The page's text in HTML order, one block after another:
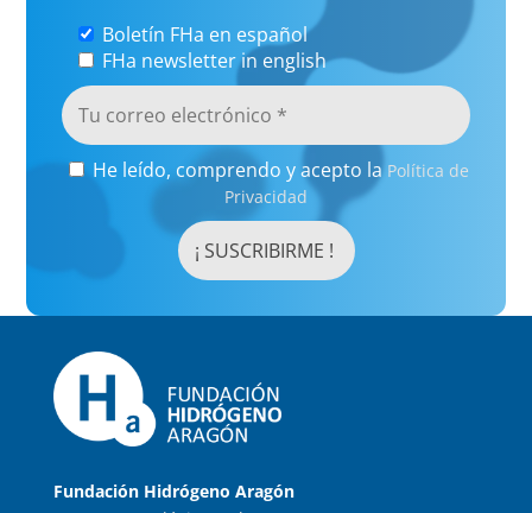
Boletín FHa en español
FHa newsletter in english
He leído, comprendo y acepto la Política de
Privacidad
Fundación Hidrógeno Aragón